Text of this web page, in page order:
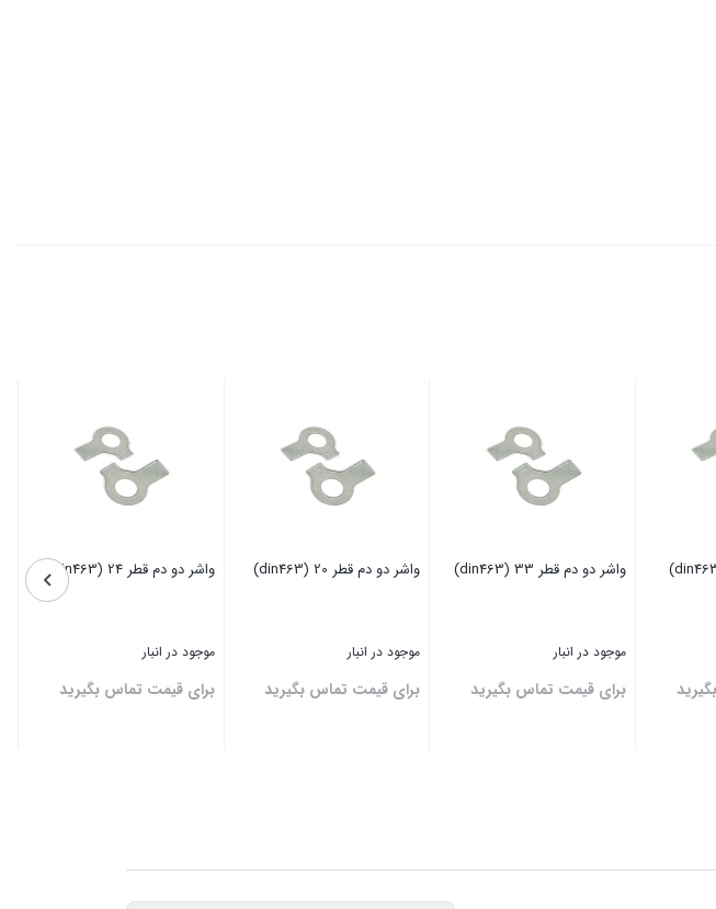
واشر دو دم قطر 33 (din463)
موجود در انبار
برای قیمت تماس بگیرید
واشر دو دم قطر 20 (din463)
موجود در انبار
برای قیمت تماس بگیرید
واشر دو دم قطر 24 (din463)
موجود در انبار
برای قیمت تماس بگیرید